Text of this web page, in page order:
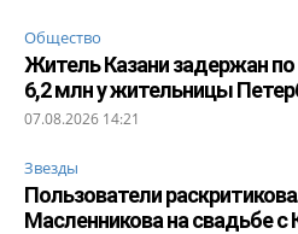
Общество
Житель Казани задержан
6,2 млн у жительницы
07.08.2026 14:21
Звезды
Пользователи
Масленникова на свадьбе с